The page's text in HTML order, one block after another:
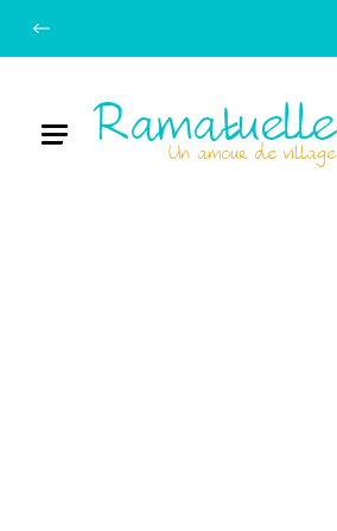
MenuRamatuelle
Un amour de village